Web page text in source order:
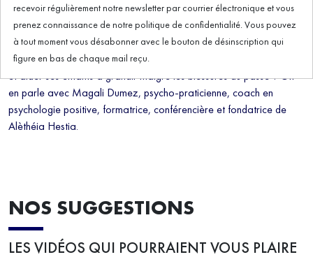
suffisamment formés pour repérer les signaux d’alerte et mieux
protéger les victimes ?
Et puis il y a les enfants, souvent victimes invisibles de ces violences.
Comment se reconstruire en tant que mère après un traumatisme,
et aider ses enfants à grandir malgré les blessures du passé ? On
en parle avec Magali Dumez, psycho-praticienne, coach en
psychologie positive, formatrice, conférencière et fondatrice de
Alèthéia Hestia.
NOS SUGGESTIONS
LES VIDÉOS QUI POURRAIENT VOUS PLAIRE
recevoir régulièrement notre newsletter par courrier électronique et vous
prenez connaissance de notre politique de confidentialité. Vous pouvez
à tout moment vous désabonner avec le bouton de désinscription qui
figure en bas de chaque mail reçu.